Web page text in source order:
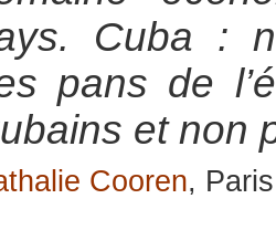
Cuba :
pans de
et non
Cooren,